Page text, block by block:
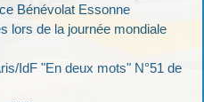
Bénévolat Essonne
lors de la journée mondiale
IdF "En deux mots" N°51 de